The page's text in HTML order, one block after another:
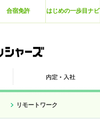
合宿免許 はじめの一歩目ナビ
リモートワーク